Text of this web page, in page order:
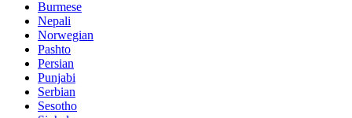
Burmese
Nepali
Norwegian
Pashto
Persian
Punjabi
Serbian
Sesotho